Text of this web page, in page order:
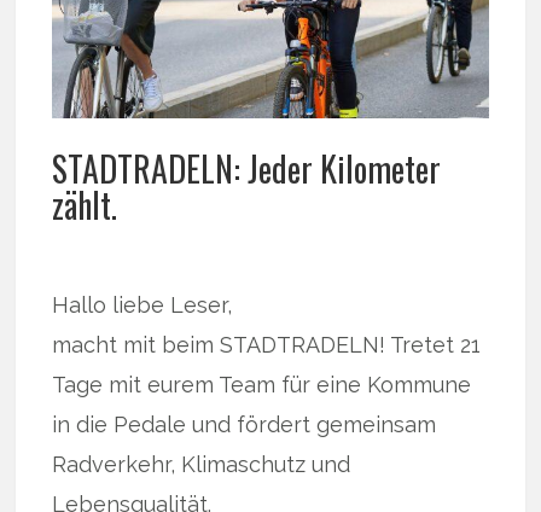
STADTRADELN: Jeder Kilometer
zählt.
Hallo liebe Leser,
macht mit beim STADTRADELN! Tretet 21
Tage mit eurem Team für eine Kommune
in die Pedale und fördert gemeinsam
Radverkehr, Klimaschutz und
Lebensqualität.